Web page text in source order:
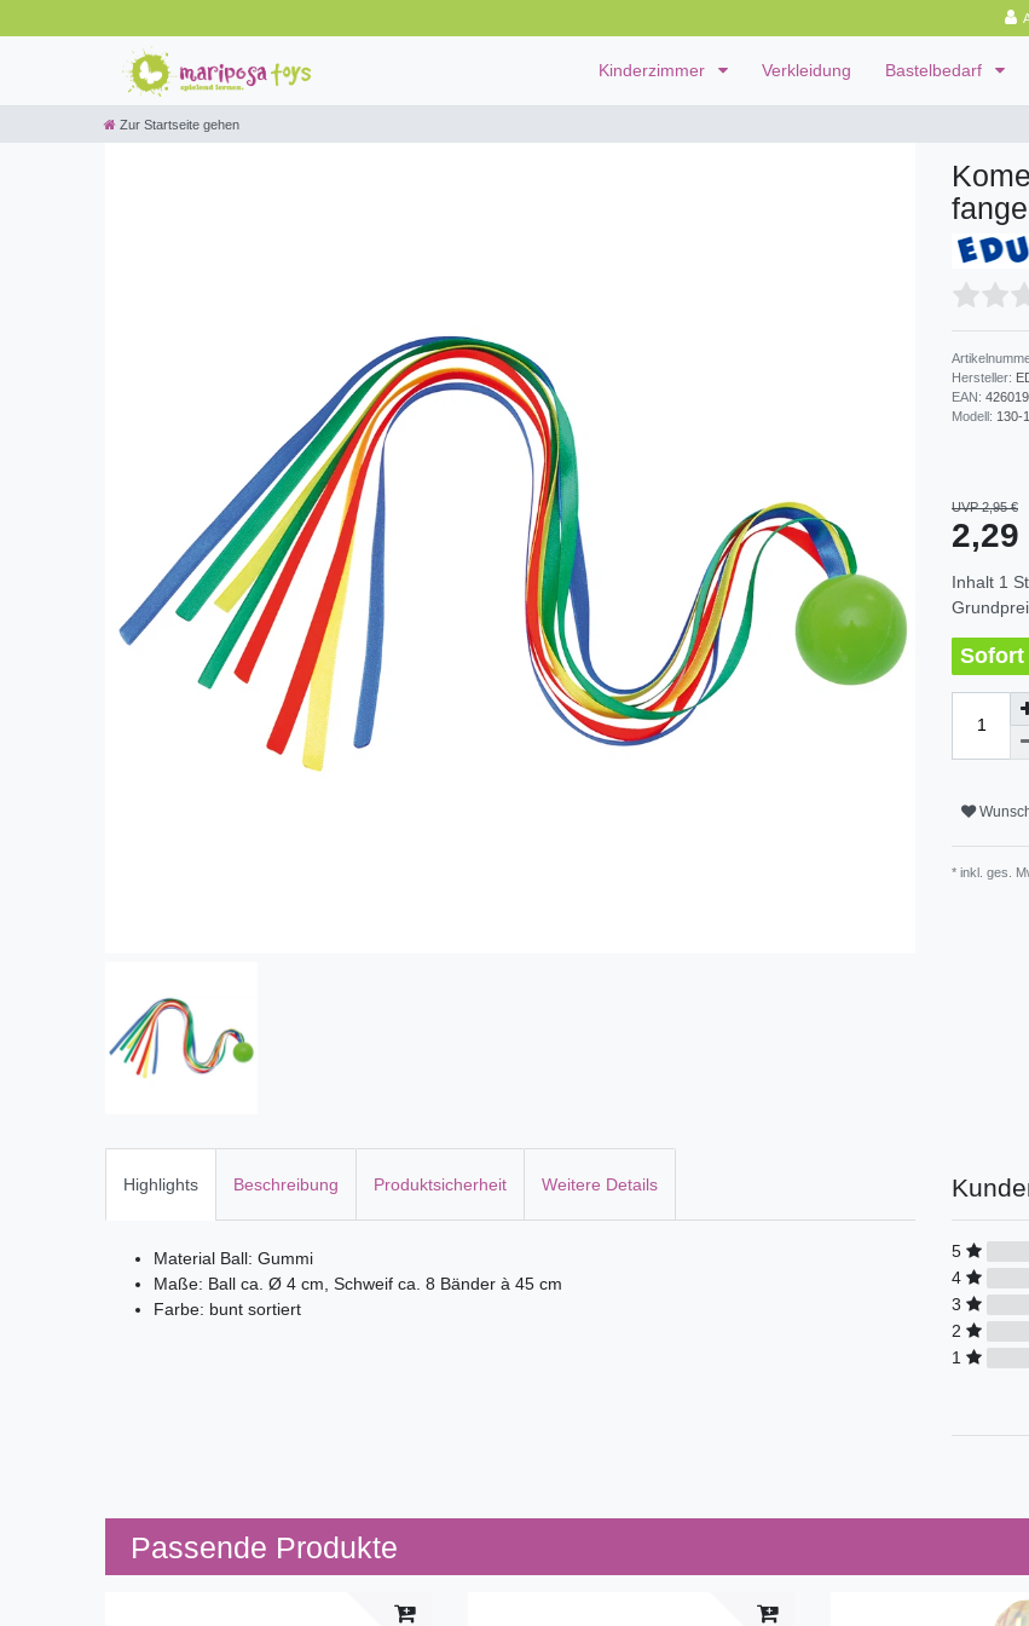
Kinderzimmer Verkleidung Bastelbedarf
Zur Startseite gehen
Hersteller:
EAN:
Modell: 130-
UVP 2,95 €
2,29
Inhalt 1
Sofort
* inkl. ges.
Highlights Beschreibung Produktsicherheit Weitere Details
Material Ball: Gummi
Maße: Ball ca. Ø 4 cm, Schweif ca. 8 Bänder à 45 cm
Farbe: bunt sortiert
5
4
3
2
1
Passende Produkte